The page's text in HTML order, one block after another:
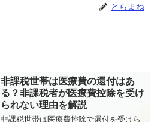
とらまね
非課税世帯は医療費の還付はあ
る？非課税者が医療費控除を受け
られない理由を解説
非課税世帯は医療費控除で還付を受けら